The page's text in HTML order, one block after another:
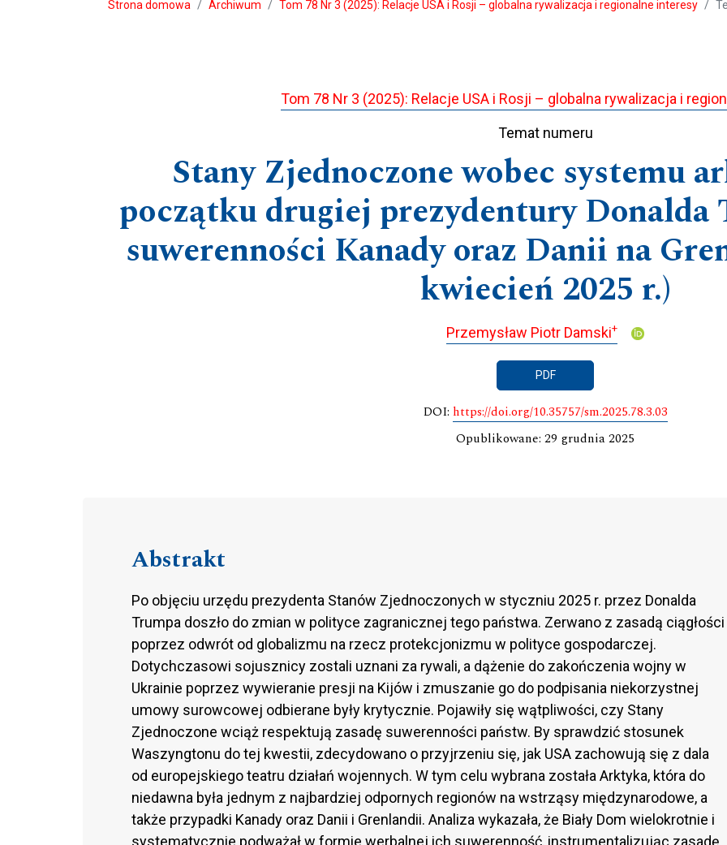
Strona domowa Archiwum Tom 78 Nr 3 (2025): Relacje USA i Rosji – globalna rywalizacja i regionalne interesy
Tom 78 Nr 3 (2025): Relacje USA i Rosji – globalna rywalizacja i
Temat numeru
Stany Zjednoczone wobec systemu
początku drugiej prezydentury Donalda
suwerenności Kanady oraz Danii na
kwiecień 2025 r.)
Przemysław Piotr Damski+
PDF
DOI: https://doi.org/10.35757/sm.2025.78.3.03
Opublikowane: 29 grudnia 2025
Abstrakt
Po objęciu urzędu prezydenta Stanów Zjednoczonych w styczniu 2025 r. przez Donalda
Trumpa doszło do zmian w polityce zagranicznej tego państwa. Zerwano z zasadą ciągłości
poprzez odwrót od globalizmu na rzecz protekcjonizmu w polityce gospodarczej.
Dotychczasowi sojusznicy zostali uznani za rywali, a dążenie do zakończenia wojny w
Ukrainie poprzez wywieranie presji na Kijów i zmuszanie go do podpisania niekorzystnej
umowy surowcowej odbierane były krytycznie. Pojawiły się wątpliwości, czy Stany
Zjednoczone wciąż respektują zasadę suwerenności państw. By sprawdzić stosunek
Waszyngtonu do tej kwestii, zdecydowano o przyjrzeniu się, jak USA zachowują się z dala
od europejskiego teatru działań wojennych. W tym celu wybrana została Arktyka, która do
niedawna była jednym z najbardziej odpornych regionów na wstrząsy międzynarodowe, a
także przypadki Kanady oraz Danii i Grenlandii. Analiza wykazała, że Biały Dom wielokrotnie i
systematycznie podważał w formie werbalnej ich suwerenność, instrumentalizując zasadę